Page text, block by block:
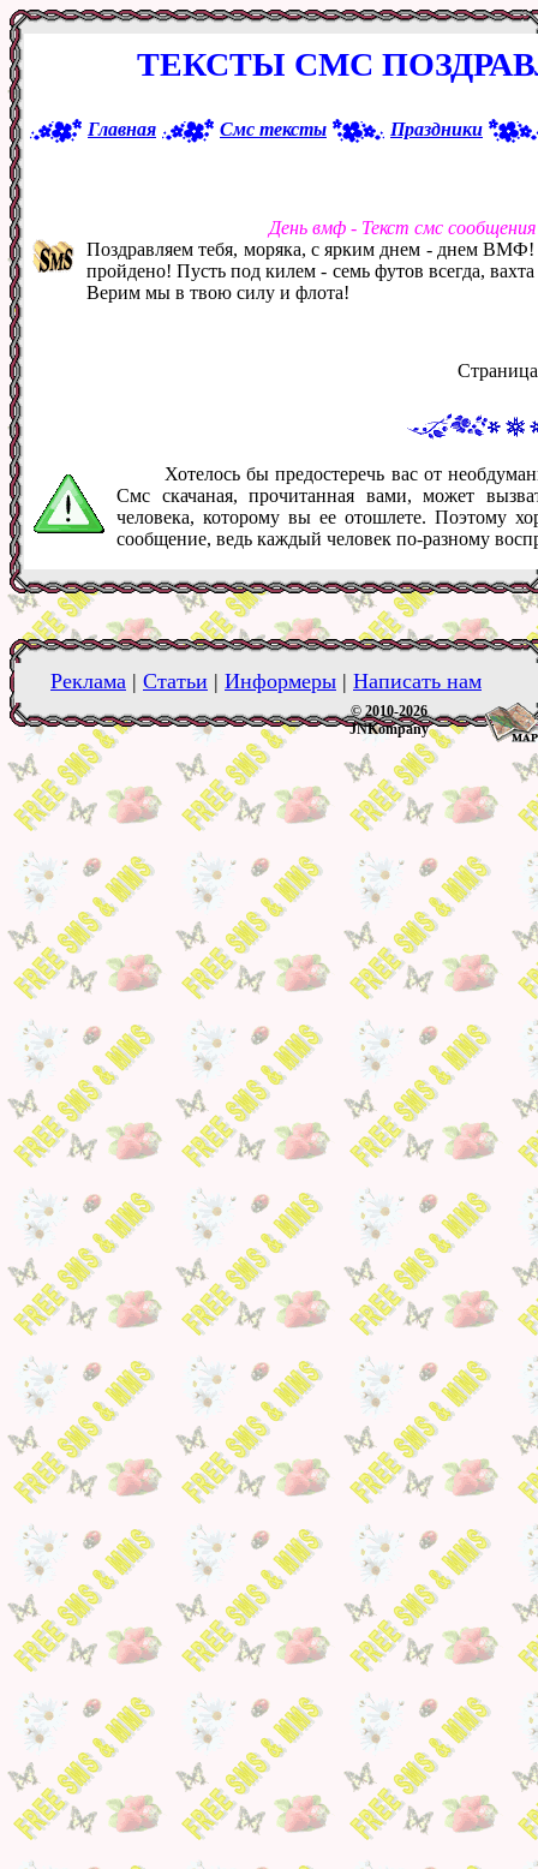
ТЕКСТЫ СМС
Главная Смс тексты Праздники
День вмф - Текст смс
Поздравляем тебя, моряка, с ярким днем - днем
пройдено! Пусть под килем - семь футов всегда,
Верим мы в твою силу и флота!
Хотелось бы предостеречь вас от
Смс скачаная, прочитанная вами, может
человека, которому вы ее отошлете. Поэтому
сообщение, ведь каждый человек по-разному
Реклама | Статьи | Информеры | Написать нам
© 2010-2026
JNKompany